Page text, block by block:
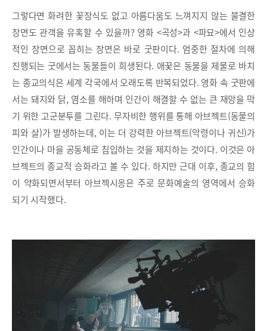
그렇다면 화려한 꽃장식도 없고 아름다움도 느껴지지 않는 불결한
장면도 관객을 유혹할 수 있을까? 영화 <곡성>과 <파묘>에서 인상
적인 장면으로 꼽히는 장면은 바로 굿판이다. 엄중한 절차에 의해
진행되는 굿에서는 동물들이 희생된다. 애꿎은 동물을 제물로 바치
는 종교의식은 세계 각국에서 오래도록 반복되었다. 영화 속 굿판에
서는 돼지와 닭, 염소를 해하며 인간이 해결할 수 없는 큰 재앙을 막
기 위한 고군분투를 그린다. 무자비한 행위를 통해 아브젝트(동물의
피와 살)가 발생하는데, 이는 더 강력한 아브젝트(악령이나 귀신)가
인간이나 마을 공동체로 침입하는 것을 제지하는 것이다. 이것은 아
브젝트의 종교적 승화라고 볼 수 있다. 하지만 근대 이후, 종교의 힘
이 약화되면서부터 아브젝시옹은 주로 문화예술의 영역에서 승화
되기 시작했다.